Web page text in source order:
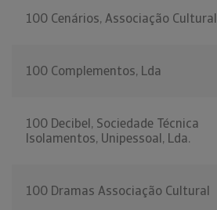
100 Cenários, Associação Cultural
100 Complementos, Lda
100 Decibel, Sociedade Técnica
Isolamentos, Unipessoal, Lda.
100 Dramas Associação Cultural